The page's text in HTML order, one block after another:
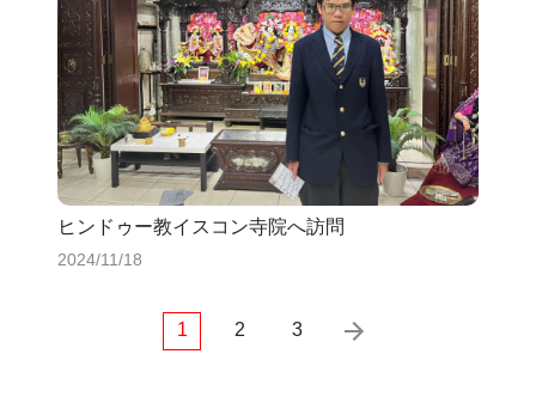
ヒンドゥー教イスコン寺院へ訪問
2024/11/18
1 2 3